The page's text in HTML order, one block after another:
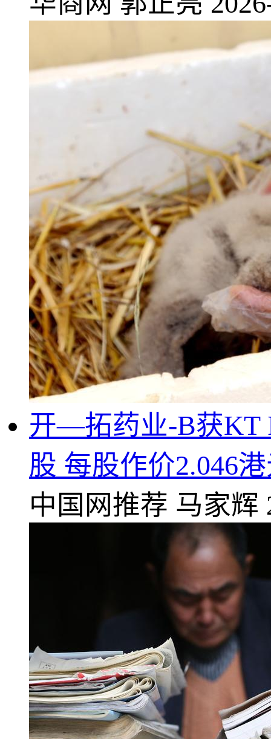
开—拓药业-B获KT
股 每股作价2.046
中国网推荐 马家辉